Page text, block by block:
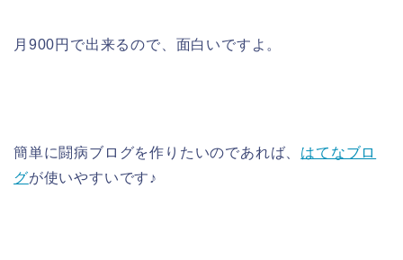
月900円で出来るので、面白いですよ。
簡単に闘病ブログを作りたいのであれば、 はてなブロ
グが使いやすいです♪